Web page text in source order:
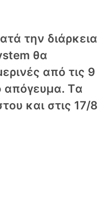
την διάρκεια
θα
από τις 9
απόγευμα. Tα
και στις 17/8